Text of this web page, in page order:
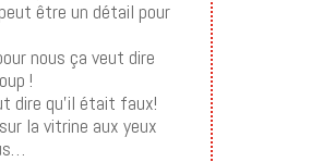
être un détail pour
nous ça veut dire
!
dire qu’il était faux!
la vitrine aux yeux